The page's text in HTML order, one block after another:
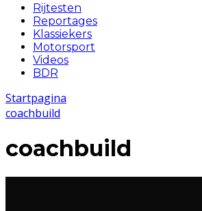
Rijtesten
Reportages
Klassiekers
Motorsport
Videos
BDR
Startpagina
coachbuild
coachbuild